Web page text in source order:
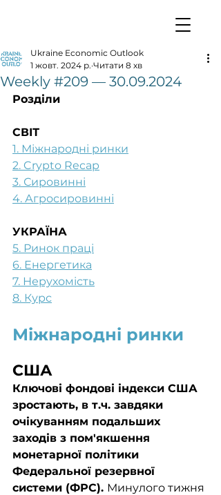
Weekly #209 — 30.09.2024
Ukraine Economic Outlook
1 жовт. 2024 р. Читати 8 хв
Розділи
СВІТ
1. Міжнародні ринки
2. Crypto Recap
3. Сировинні
4. Агросировинні
УКРАЇНА
5. Ринок праці
6. Енергетика
7. Нерухомість
8. Курс
Міжнародні ринки
США
Ключові фондові індекси США
зростають, в т.ч. завдяки
очікуванням подальших
заходів з пом'якшення
монетарної політики
Федеральної резервної
системи (ФРС). Минулого тижня